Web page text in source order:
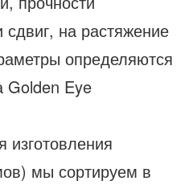
на растяжение
определяются
Golden Eye
мы сортируем в